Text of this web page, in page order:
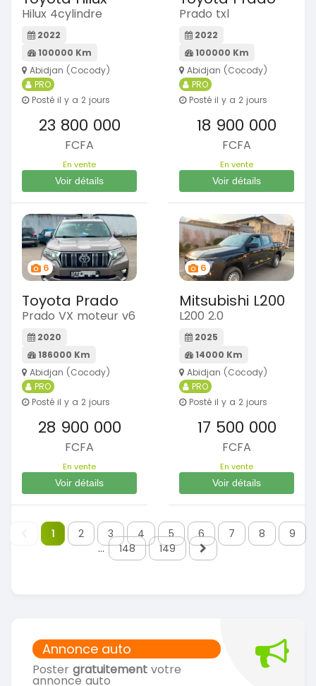
Annonce auto
Poster gratuitement votre
annonce auto
Hilux 4cylindre
2022
100000 Km
Abidjan (Cocody)
PRO
Posté il y a 2 jours
23 800 000
FCFA
En vente
Voir détails
Prado txl
2022
100000 Km
Abidjan (Cocody)
PRO
Posté il y a 2 jours
18 900 000
FCFA
En vente
Voir détails
6
Toyota Prado
Prado VX moteur v6
2020
186000 Km
Abidjan (Cocody)
PRO
Posté il y a 2 jours
28 900 000
FCFA
En vente
Voir détails
6
Mitsubishi L200
L200 2.0
2025
14000 Km
Abidjan (Cocody)
PRO
Posté il y a 2 jours
17 500 000
FCFA
En vente
Voir détails
1 2 3 4 5 6 7 8
9
...
148 149